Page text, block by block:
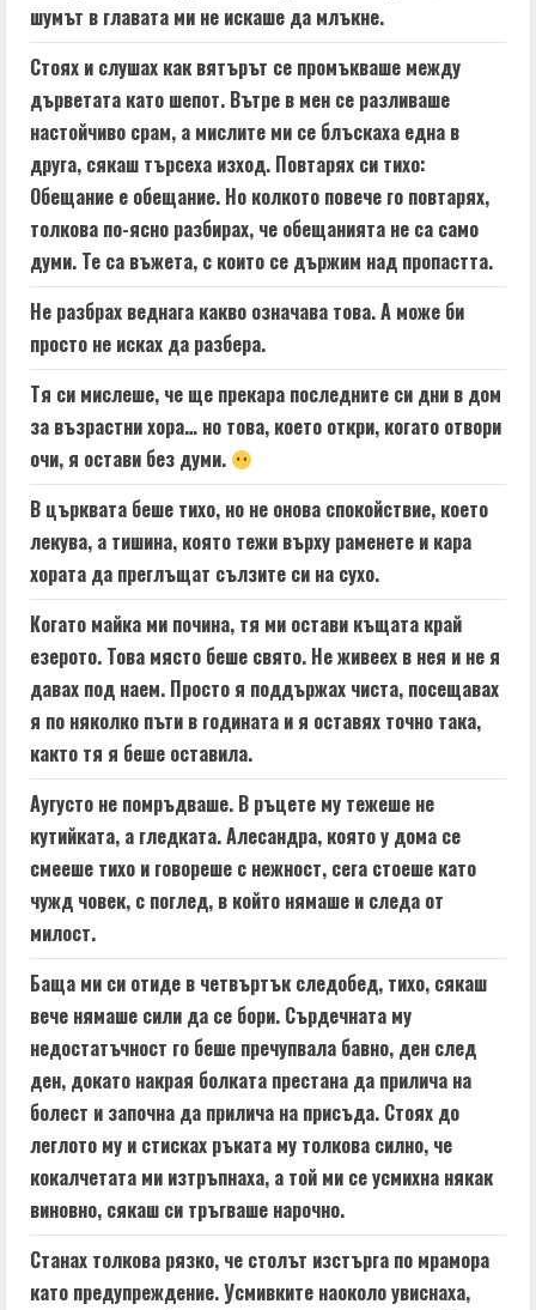
шумът в главата ми не искаше да млъкне.
Стоях и слушах как вятърът се промъкваше между
дърветата като шепот. Вътре в мен се разливаше
настойчиво срам, а мислите ми се блъскаха една в
друга, сякаш търсеха изход. Повтарях си тихо:
Обещание е обещание. Но колкото повече го повтарях,
толкова по-ясно разбирах, че обещанията не са само
думи. Те са въжета, с които се държим над пропастта.
Не разбрах веднага какво означава това. А може би
просто не исках да разбера.
Тя си мислеше, че ще прекара последните си дни в дом
за възрастни хора… но това, което откри, когато отвори
очи, я остави без думи.
В църквата беше тихо, но не онова спокойствие, което
лекува, а тишина, която тежи върху раменете и кара
хората да преглъщат сълзите си на сухо.
Когато майка ми почина, тя ми остави къщата край
езерото. Това място беше свято. Не живеех в нея и не я
давах под наем. Просто я поддържах чиста, посещавах
я по няколко пъти в годината и я оставях точно така,
както тя я беше оставила.
Аугусто не помръдваше. В ръцете му тежеше не
кутийката, а гледката. Алесандра, която у дома се
смееше тихо и говореше с нежност, сега стоеше като
чужд човек, с поглед, в който нямаше и следа от
милост.
Баща ми си отиде в четвъртък следобед, тихо, сякаш
вече нямаше сили да се бори. Сърдечната му
недостатъчност го беше пречупвала бавно, ден след
ден, докато накрая болката престана да прилича на
болест и започна да прилича на присъда. Стоях до
леглото му и стисках ръката му толкова силно, че
кокалчетата ми изтръпнаха, а той ми се усмихна някак
виновно, сякаш си тръгваше нарочно.
Станах толкова рязко, че столът изстърга по мрамора
като предупреждение. Усмивките наоколо увиснаха,